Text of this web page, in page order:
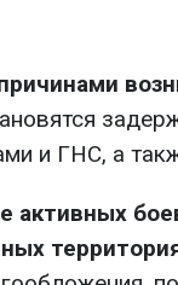
и ГНС, а
активных